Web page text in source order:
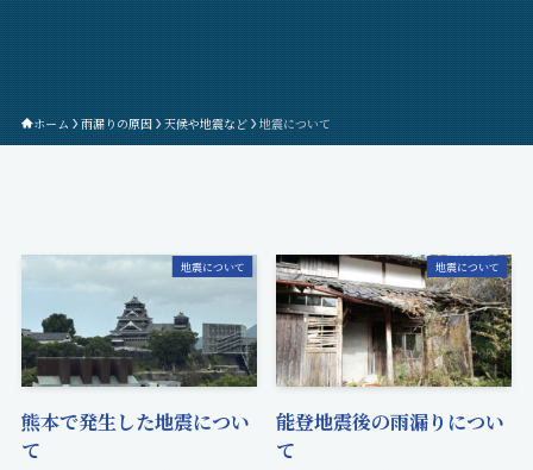
ホーム 雨漏りの原因 天候や地震など 地震について
地震について
熊本で発生した地震につい
て
地震について
能登地震後の雨漏りについ
て